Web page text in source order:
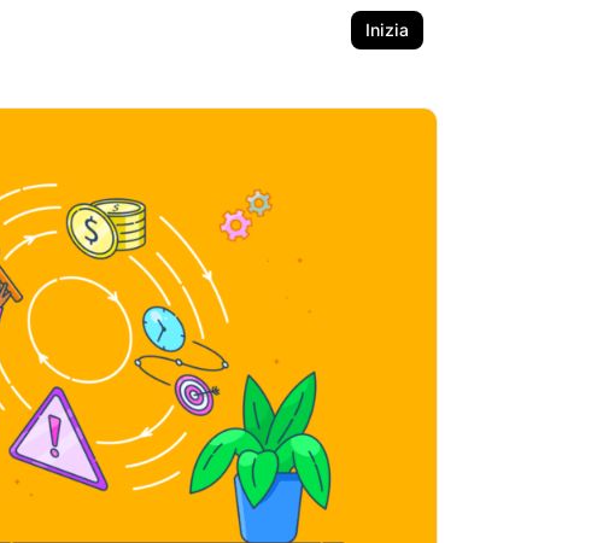
Inizia